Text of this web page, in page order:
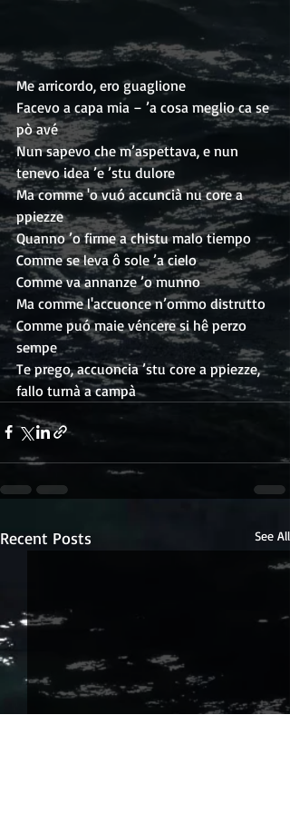
Me arricordo, ero guaglione
Facevo a capa mia – ’a cosa meglio ca se
pò avé
Nun sapevo che m’aspettava, e nun
tenevo idea ’e ’stu dulore
Ma comme 'o vuó accuncià nu core a
ppiezze
Quanno ’o firme a chistu malo tiempo
Comme se leva ô sole ’a cielo
Comme va annanze ’o munno
Ma comme l'accuonce n’ommo distrutto
Comme puó maie véncere si hê perzo
sempe
Te prego, accuoncia ’stu core a ppiezze,
fallo turnà a campà
Recent Posts See All